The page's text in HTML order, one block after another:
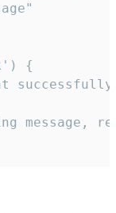
{
message,